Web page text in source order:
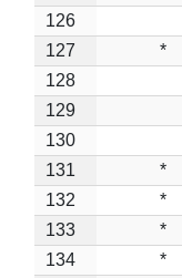
126
127
*
128
129
130
131
*
132
*
133
*
134
*